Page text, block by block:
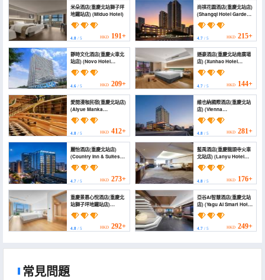
米朵酒店(重慶北站獅子坪
地鐵站店) (Miduo Hotel)
4.8 / 5 HKD 191+
尚祺花園酒店(重慶北站店)
(Shangqi Hotel Garden
(Chongqing North
Railway Station))
4.7/ 5 HKD 215+
靜時文化酒店(重慶火車北
站店) (Novo Hotel
(Chongqing North
Railway Station))
4.6 / 5 HKD 209+
遜豪酒店(重慶北站南廣場
店) (Xunhao Hotel
(Chongqing North
Station South Square
4.7/ 5 HKD 144+
愛閲漫咖民宿(重慶北站店)
(Aiyue Manka
Homestay (Chongqing
North Railway Station))
4.8 / 5 HKD 412+
維也納國際酒店(重慶北站
店) (Vienna
International Hotel
(Chongqing North
Station))
4.8/ 5 HKD 281+
麗怡酒店(重慶北站店)
(Country Inn & Suites
by Radisson Hotel
(Chongqing North
Railway Station))
4.7 / 5 HKD 273+
藍禹酒店(重慶龍頭寺火車
北站店) (Lanyu Hotel
(Chongqing Longtousi
North Railway Station))
4.8/ 5 HKD 176+
重慶景慕心悅酒店(重慶北
站獅子坪地鐵站店)
(Jingmu Xinyue Hotel
(Chongqing North
Railway Station Lion
Ping Subway Station
4.8 / 5 HKD 292+
亞谷AI智慧酒店(重慶北站
店) (Yagu AI Smart Hotel
(Chongqing North
Railway Station))
4.7/ 5 HKD 249+
常見問題